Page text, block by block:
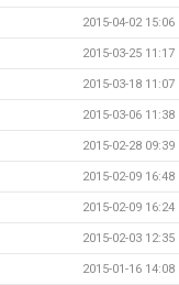
2015-04-02 15:06
2015-03-25 11:17
2015-03-18 11:07
2015-03-06 11:38
2015-02-28 09:39
2015-02-09 16:48
2015-02-09 16:24
2015-02-03 12:35
2015-01-16 14:08